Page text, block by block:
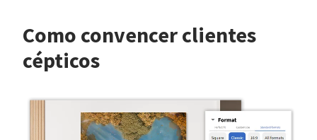
Como convencer clientes
cépticos